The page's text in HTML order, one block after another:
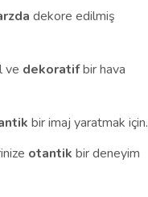
dekore edilmiş
ve dekoratifbir hava
bir imaj yaratmak için.
otantik bir deneyim